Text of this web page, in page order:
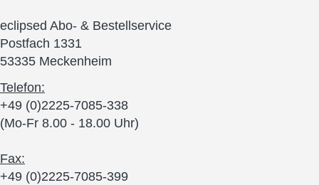
eclipsed Abo- & Bestellservice
Postfach 1331
53335 Meckenheim
Telefon:
+49 (0)2225-7085-338
(Mo-Fr 8.00 - 18.00 Uhr)
Fax:
+49 (0)2225-7085-399